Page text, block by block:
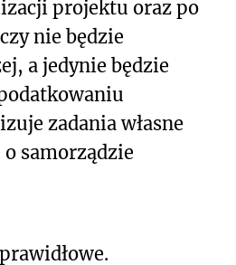
projektu oraz po
nie będzie
a jedynie będzie
zadania własne
samorządzie